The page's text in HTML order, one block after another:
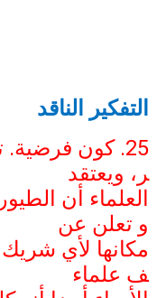
التفكير الناقد
25. كون فرضية.
ر، ويعتقد
العلماء أن
و تعلن عن
مكانها لأي
ف علماء